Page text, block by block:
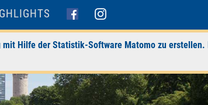
Hilfe der Statistik-Software Matomo zu